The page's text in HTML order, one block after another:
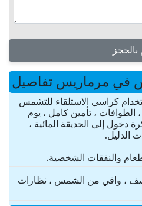
في مرماريس تفاصيل
كراسي الاستلقاء للتشمس
الطوافات ، تأمين كامل ، يوم
دخول إلى الحديقة المائية ،
الدليل.
والنفقات الشخصية.
، واقي من الشمس ، نظارات